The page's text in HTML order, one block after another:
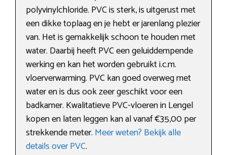
polyvinylchloride. PVC is sterk, is uitgerust met
een dikke toplaag en je hebt er jarenlang plezier
van. Het is gemakkelijk schoon te houden met
water. Daarbij heeft PVC een geluiddempende
werking en kan het worden gebruikt i.c.m.
vloerverwarming. PVC kan goed overweg met
water en is dus ook zeer geschikt voor een
badkamer. Kwalitatieve PVC-vloeren in Lengel
kopen en laten leggen kan al vanaf €35,00 per
strekkende meter. Meer weten? Bekijk alle
details over PVC.